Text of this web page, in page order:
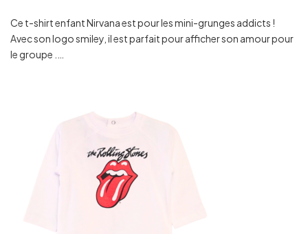
Ce t-shirt enfant Nirvana est pour les mini-grunges addicts !
Avec son logo smiley, il est parfait pour afficher son amour pour
le groupe .…